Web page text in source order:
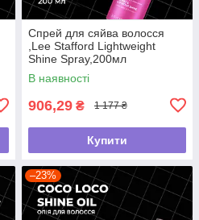
Спрей для сяйва волосся
,Lee Stafford Lightweight
Shine Spray,200мл
В наявності
906,29 ₴ 1 177 ₴
Купити
–23%